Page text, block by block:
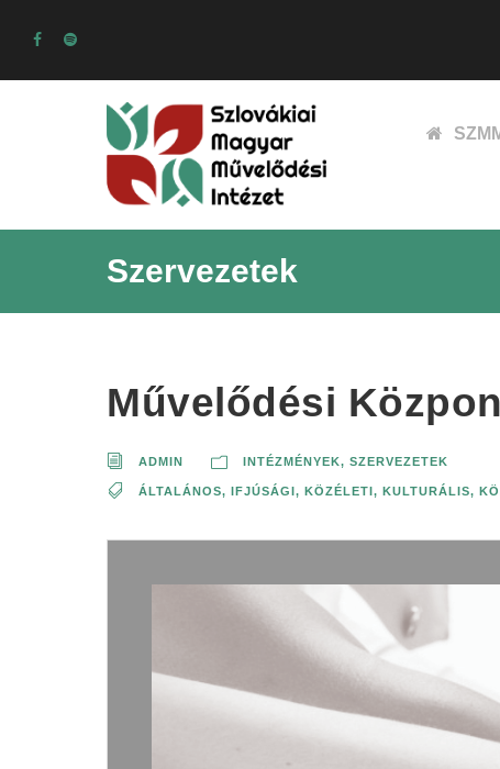
Szervezetek
Művelődési
ADMIN INTÉZMÉNYEK, SZERVEZETEK
ÁLTALÁNOS, IFJÚSÁGI, KÖZÉLETI, KULTURÁLIS,